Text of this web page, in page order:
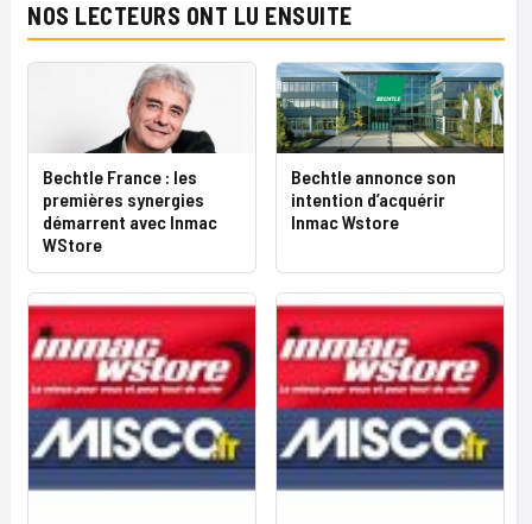
NOS LECTEURS ONT LU ENSUITE
Bechtle France : les
premières synergies
démarrent avec Inmac
WStore
Bechtle annonce son
intention d’acquérir
Inmac Wstore